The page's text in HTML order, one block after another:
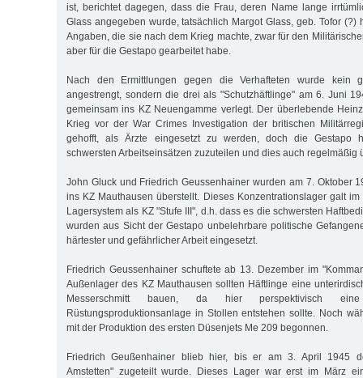
ist, berichtet dagegen, dass die Frau, deren Name lange
Glass angegeben wurde, tatsächlich Margot Glass, geb. Tofor (?)
Angaben, die sie nach dem Krieg machte, zwar für den
aber für die Gestapo gearbeitet habe.
Nach den Ermittlungen gegen die Verhafteten wurde kein
angestrengt, sondern die drei als "Schutzhäftlinge" am 6. Juni
gemeinsam ins KZ Neuengamme verlegt. Der überlebende
Krieg vor der War Crimes Investigation der britischen
gehofft, als Ärzte eingesetzt zu werden, doch die Gestapo
schwersten Arbeitseinsätzen zuzuteilen und dies auch regelmäßig
John Gluck und Friedrich Geussenhainer wurden am 7. Oktober
ins KZ Mauthausen überstellt. Dieses Konzentrationslager galt
Lagersystem als KZ "Stufe III", d.h. dass es die schwersten
wurden aus Sicht der Gestapo unbelehrbare politische
härtester und gefährlicher Arbeit eingesetzt.
Friedrich Geussenhainer schuftete ab 13. Dezember im
Außenlager des KZ Mauthausen sollten Häftlinge eine
Messerschmitt bauen, da hier perspektivisch
Rüstungsproduktionsanlage in Stollen entstehen sollte. Noch
mit der Produktion des ersten Düsenjets Me 209 begonnen.
Friedrich Geußenhainer blieb hier, bis er am 3. April 1945
Amstetten" zugeteilt wurde. Dieses Lager war erst im März